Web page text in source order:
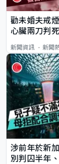
勸未婚夫戒
心臟兩刀判
新聞資訊 新聞
涉前年於新
別判囚半年